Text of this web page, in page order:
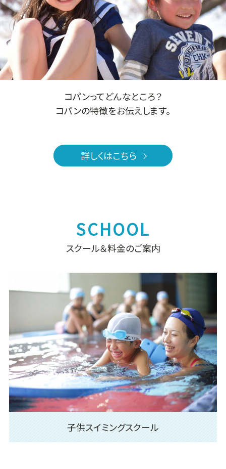
コパンってどんなところ？
コパンの特徴をお伝えします。
詳しくはこちら
スクール＆料金のご案内
子供スイミングスクール